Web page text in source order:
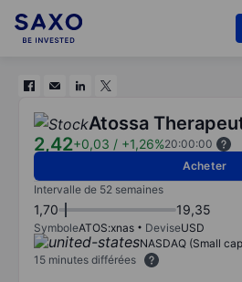
Atossa
2,42+0,03 / +1,26%20:00:00
Acheter
Intervalle de 52 semaines
1,70 19,35
SymboleATOS:xnas DeviseUSD
NASDAQ (Small
15 minutes différées